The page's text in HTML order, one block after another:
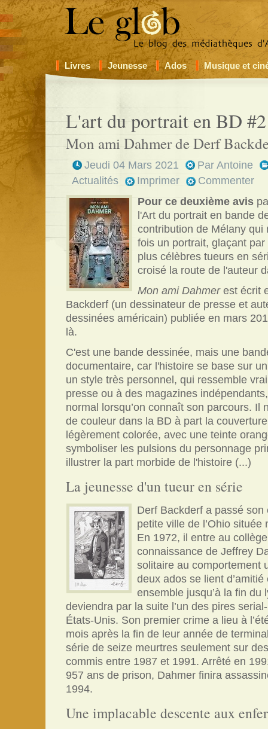
Livres Jeunesse Ados Musique et
L'art du portrait en BD #2
Mon ami Dahmer de Derf
Jeudi 04 Mars 2021 ParAntoine
Actualités
Imprimer
Commenter
Pour ce deuxième avis
l'Art du portrait en bande
contribution de Mélany qui
fois un portrait, glaçant
plus célèbres tueurs en
croisé la route de l'auteur
Mon ami Dahmerest écrit
Backderf (un dessinateur de presse et
dessinées américain) publiée en mars
là.
C'est une bande dessinée, mais une
documentaire, car l'histoire se base sur
un style très personnel, qui ressemble
presse ou à des magazines
normal lorsqu’on connaît son parcours. Il
de couleur dans la BD à part la
légèrement colorée, avec une teinte
symboliser les pulsions du personnage
illustrer la part morbide de l'histoire (...)
La jeunesse d'un tueur en série
Derf Backderf a passé
petite ville de l’Ohio
En 1972, il entre au
connaissance de Jeffrey
solitaire au comportement
deux ados se lient
ensemble jusqu’à la fin du
deviendra par la suite l’un des pires
États-Unis. Son premier crime a lieu à
mois après la fin de leur année de
série de seize meurtres seulement sur
commis entre 1987 et 1991. Arrêté en
957 ans de prison, Dahmer finira
1994.
Une implacable descente aux